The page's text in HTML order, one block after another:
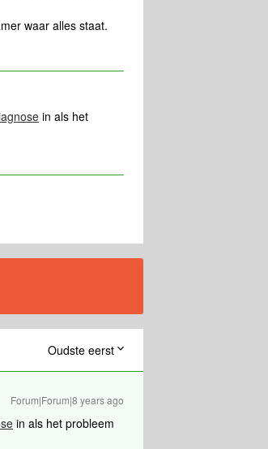
waar alles staat.
in als het
Oudste eerst
Forum|Forum|8 years ago
in als het probleem